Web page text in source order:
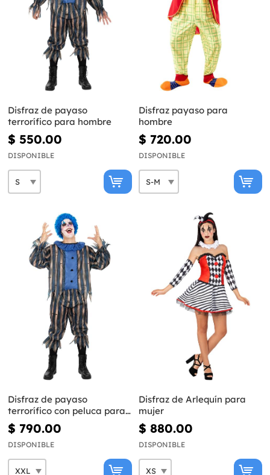
Disfraz de payaso
terrorífico para hombre
$ 550.00
DISPONIBLE
Disfraz payaso para
hombre
$ 720.00
DISPONIBLE
Disfraz de payaso
terrorífico con peluca para
hombre talla grande
$ 790.00
DISPONIBLE
Disfraz de Arlequín para
mujer
$ 880.00
DISPONIBLE